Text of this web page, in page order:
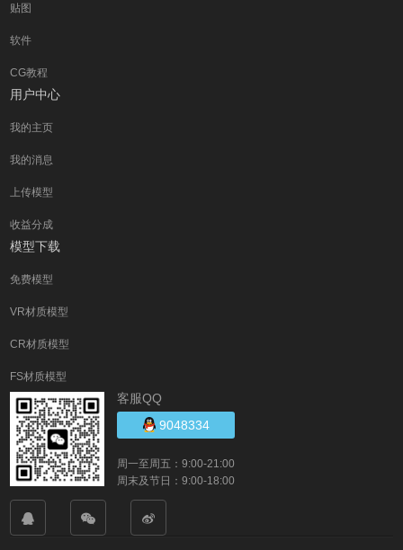
贴图
软件
CG教程
用户中心
我的主页
我的消息
上传模型
收益分成
模型下载
免费模型
VR材质模型
CR材质模型
FS材质模型
客服QQ
9048334
周一至周五：9:00-21:00
周末及节日：9:00-18:00